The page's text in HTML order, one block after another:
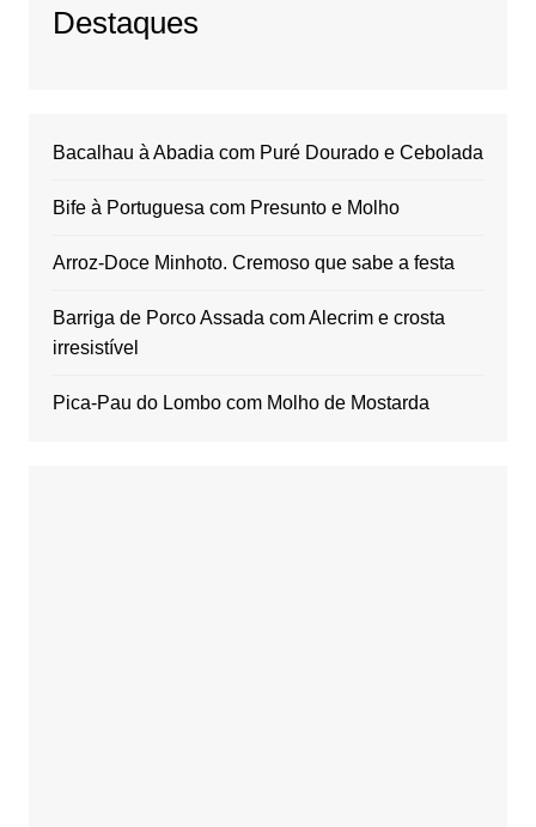
Destaques
Bacalhau à Abadia com Puré Dourado e Cebolada
Bife à Portuguesa com Presunto e Molho
Arroz-Doce Minhoto. Cremoso que sabe a festa
Barriga de Porco Assada com Alecrim e crosta
irresistível
Pica-Pau do Lombo com Molho de Mostarda